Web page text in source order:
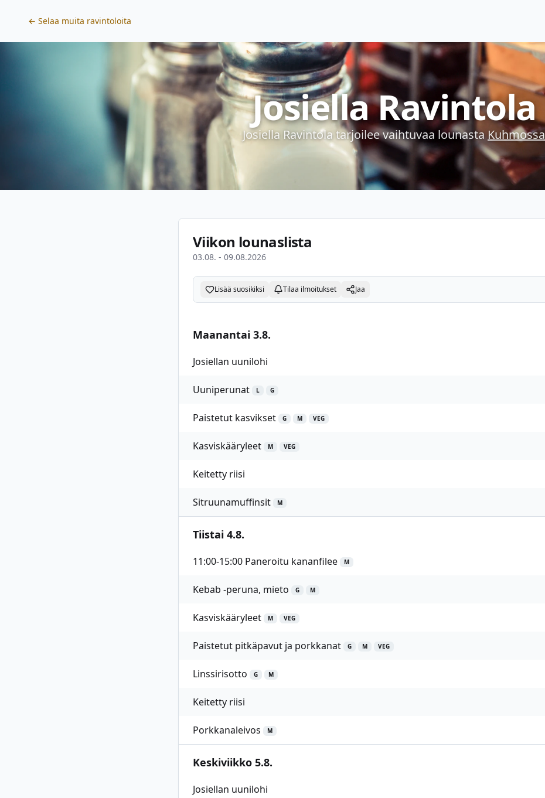
← Selaa muita ravintoloita
Josiella Ravintola
Josiella Ravintolatarjoilee vaihtuvaa lounastaKuhmossa
Viikon lounaslista
03.08. - 09.08.2026
Lisää suosikiksi Tilaa ilmoitukset Jaa
Maanantai 3.8.
Josiellan uunilohi
Uuniperunat L G
Paistetut kasvikset G M VEG
Kasviskääryleet M VEG
Keitetty riisi
Sitruunamuffinsit M
Tiistai 4.8.
11:00-15:00 Paneroitu kananfilee M
Kebab -peruna, mieto G M
Kasviskääryleet M VEG
Paistetut pitkäpavut ja porkkanat G M VEG
Linssirisotto G M
Keitetty riisi
Porkkanaleivos M
Keskiviikko 5.8.
Josiellan uunilohi